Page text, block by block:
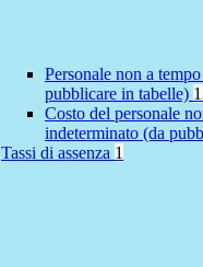
Personale non a
pubblicare in tabelle)
Costo del personale
indeterminato (da
Tassi di assenza 1